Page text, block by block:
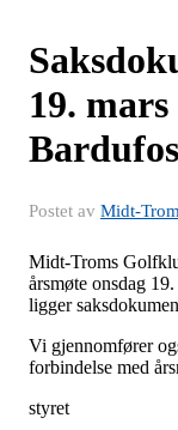
19.
Postet av Midt-
Midt-Troms
årsmøte onsdag
ligger
Vi gjennomfører
forbindelse med
styret